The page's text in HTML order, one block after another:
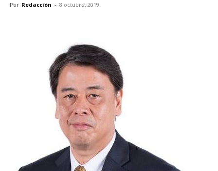
Por Redacción - 8 octubre, 2019